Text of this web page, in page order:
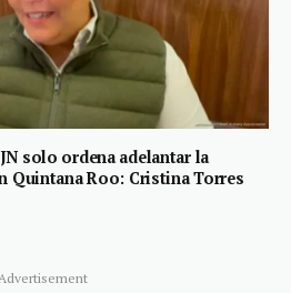
solo ordena adelantar la
Quintana Roo: Cristina Torres
Advertisement